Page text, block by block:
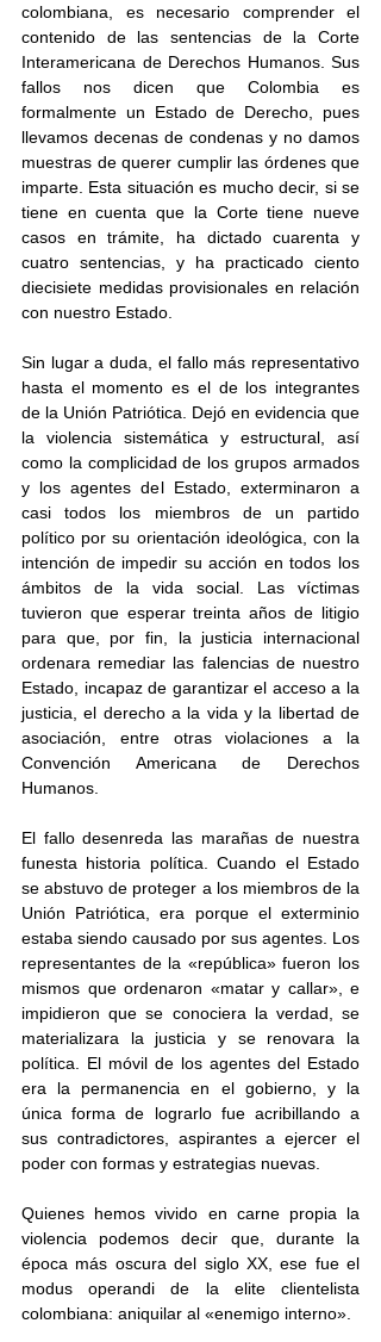
colombiana, es necesario comprender el
contenido de las sentencias de la Corte
Interamericana de Derechos Humanos. Sus
fallos nos dicen que Colombia es
formalmente un Estado de Derecho, pues
llevamos decenas de condenas y no damos
muestras de querer cumplir las órdenes que
imparte. Esta situación es mucho decir, si se
tiene en cuenta que la Corte tiene nueve
casos en trámite, ha dictado cuarenta y
cuatro sentencias, y ha practicado ciento
diecisiete medidas provisionales en relación
con nuestro Estado.
Sin lugar a duda, el fallo más representativo
hasta el momento es el de los integrantes
de la Unión Patriótica. Dejó en evidencia que
la violencia sistemática y estructural, así
como la complicidad de los grupos armados
y los agentes del Estado, exterminaron a
casi todos los miembros de un partido
político por su orientación ideológica, con la
intención de impedir su acción en todos los
ámbitos de la vida social. Las víctimas
tuvieron que esperar treinta años de litigio
para que, por fin, la justicia internacional
ordenara remediar las falencias de nuestro
Estado, incapaz de garantizar el acceso a la
justicia, el derecho a la vida y la libertad de
asociación, entre otras violaciones a la
Convención Americana de Derechos
Humanos.
El fallo desenreda las marañas de nuestra
funesta historia política. Cuando el Estado
se abstuvo de proteger a los miembros de la
Unión Patriótica, era porque el exterminio
estaba siendo causado por sus agentes. Los
representantes de la «república» fueron los
mismos que ordenaron «matar y callar», e
impidieron que se conociera la verdad, se
materializara la justicia y se renovara la
política. El móvil de los agentes del Estado
era la permanencia en el gobierno, y la
única forma de lograrlo fue acribillando a
sus contradictores, aspirantes a ejercer el
poder con formas y estrategias nuevas.
Quienes hemos vivido en carne propia la
violencia podemos decir que, durante la
época más oscura del siglo XX, ese fue el
modus operandi de la elite clientelista
colombiana: aniquilar al «enemigo interno».